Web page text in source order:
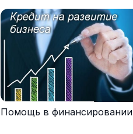
Помощь в финансировании